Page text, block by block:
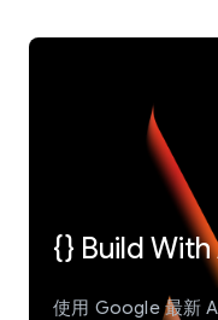
{} Build With
使用 Google 最新